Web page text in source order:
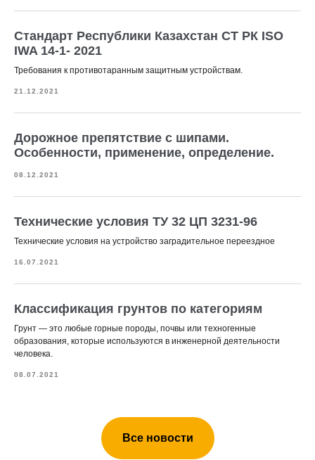
Стандарт Республики Казахстан СТ РК ISO
IWA 14-1- 2021
Требования к противотаранным защитным устройствам.
21.12.2021
Дорожное препятствие с шипами.
Особенности, применение, определение.
08.12.2021
Технические условия ТУ 32 ЦП 3231-96
Технические условия на устройство заградительное переездное
16.07.2021
Классификация грунтов по категориям
Грунт — это любые горные породы, почвы или техногенные
образования, которые используются в инженерной деятельности
человека.
08.07.2021
Все новости